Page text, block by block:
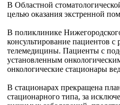
В Областной
целью оказания экстренной
В поликлинике
консультирование пациентов
телемедицины. Пациенты с
установленным
онкологические стационары
В стационарах прекращена
стационарного типа, за